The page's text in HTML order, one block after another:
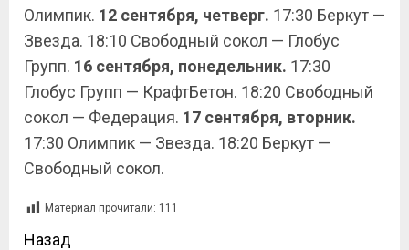
Олимпик. 12 сентября, четверг. 17:30 Беркут —
Звезда. 18:10 Свободный сокол — Глобус
Групп. 16 сентября, понедельник. 17:30
Глобус Групп — КрафтБетон. 18:20 Свободный
сокол — Федерация. 17 сентября, вторник.
17:30 Олимпик — Звезда. 18:20 Беркут —
Свободный сокол.
Материал прочитали: 111
Назад